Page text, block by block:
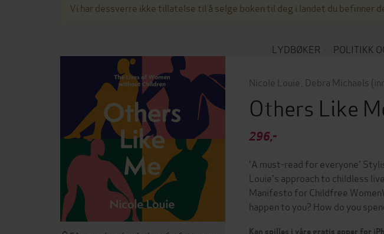
Vi har dessverre ikke tillatelse til å selge boken til deg i landet du befinner
LYDBØKER POLITIKK
Nicole Louie Debra Michaels
Others Like
296,-
'A must-read for everyone'
Louie's approach to childless
Manifesto for Childfree
happen to you? How do you
Kan spilles i våre gratis apper for